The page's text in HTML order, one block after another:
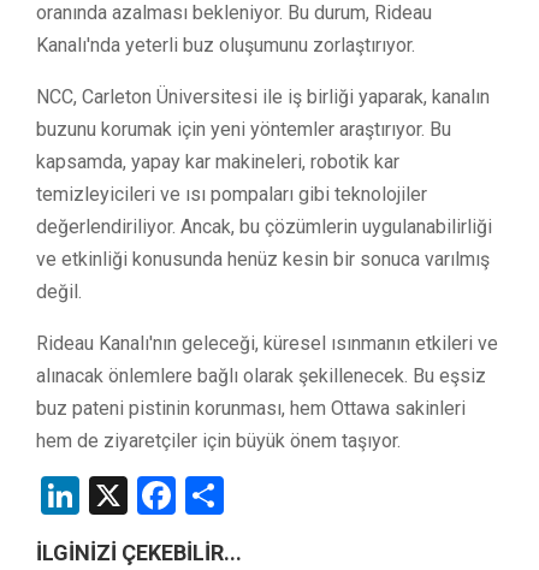
oranında azalması bekleniyor. Bu durum, Rideau
Kanalı'nda yeterli buz oluşumunu zorlaştırıyor.
NCC, Carleton Üniversitesi ile iş birliği yaparak, kanalın
buzunu korumak için yeni yöntemler araştırıyor. Bu
kapsamda, yapay kar makineleri, robotik kar
temizleyicileri ve ısı pompaları gibi teknolojiler
değerlendiriliyor. Ancak, bu çözümlerin uygulanabilirliği
ve etkinliği konusunda henüz kesin bir sonuca varılmış
değil.
Rideau Kanalı'nın geleceği, küresel ısınmanın etkileri ve
alınacak önlemlere bağlı olarak şekillenecek. Bu eşsiz
buz pateni pistinin korunması, hem Ottawa sakinleri
hem de ziyaretçiler için büyük önem taşıyor.
LinkedIn
X Facebook
İLGİNİZİ ÇEKEBİLİR...